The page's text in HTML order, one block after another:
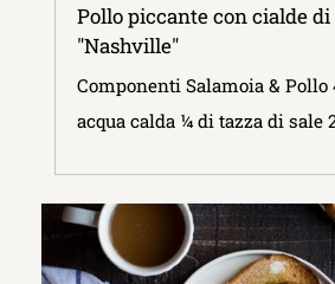
Pollo piccante con cialde
"Nashville"
Componenti Salamoia & Pollo
acqua calda ¼ di tazza di sale